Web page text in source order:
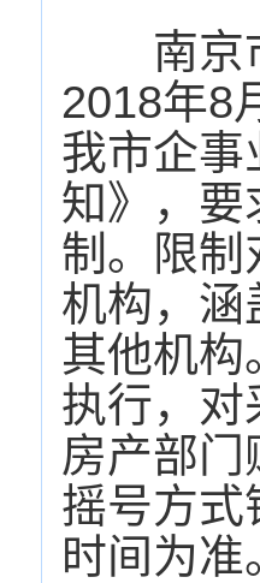
南京市
2018年8
我市企事
知》，要
制。限制
机构，涵
其他机构
执行，对
房产部门
摇号方式
时间为准